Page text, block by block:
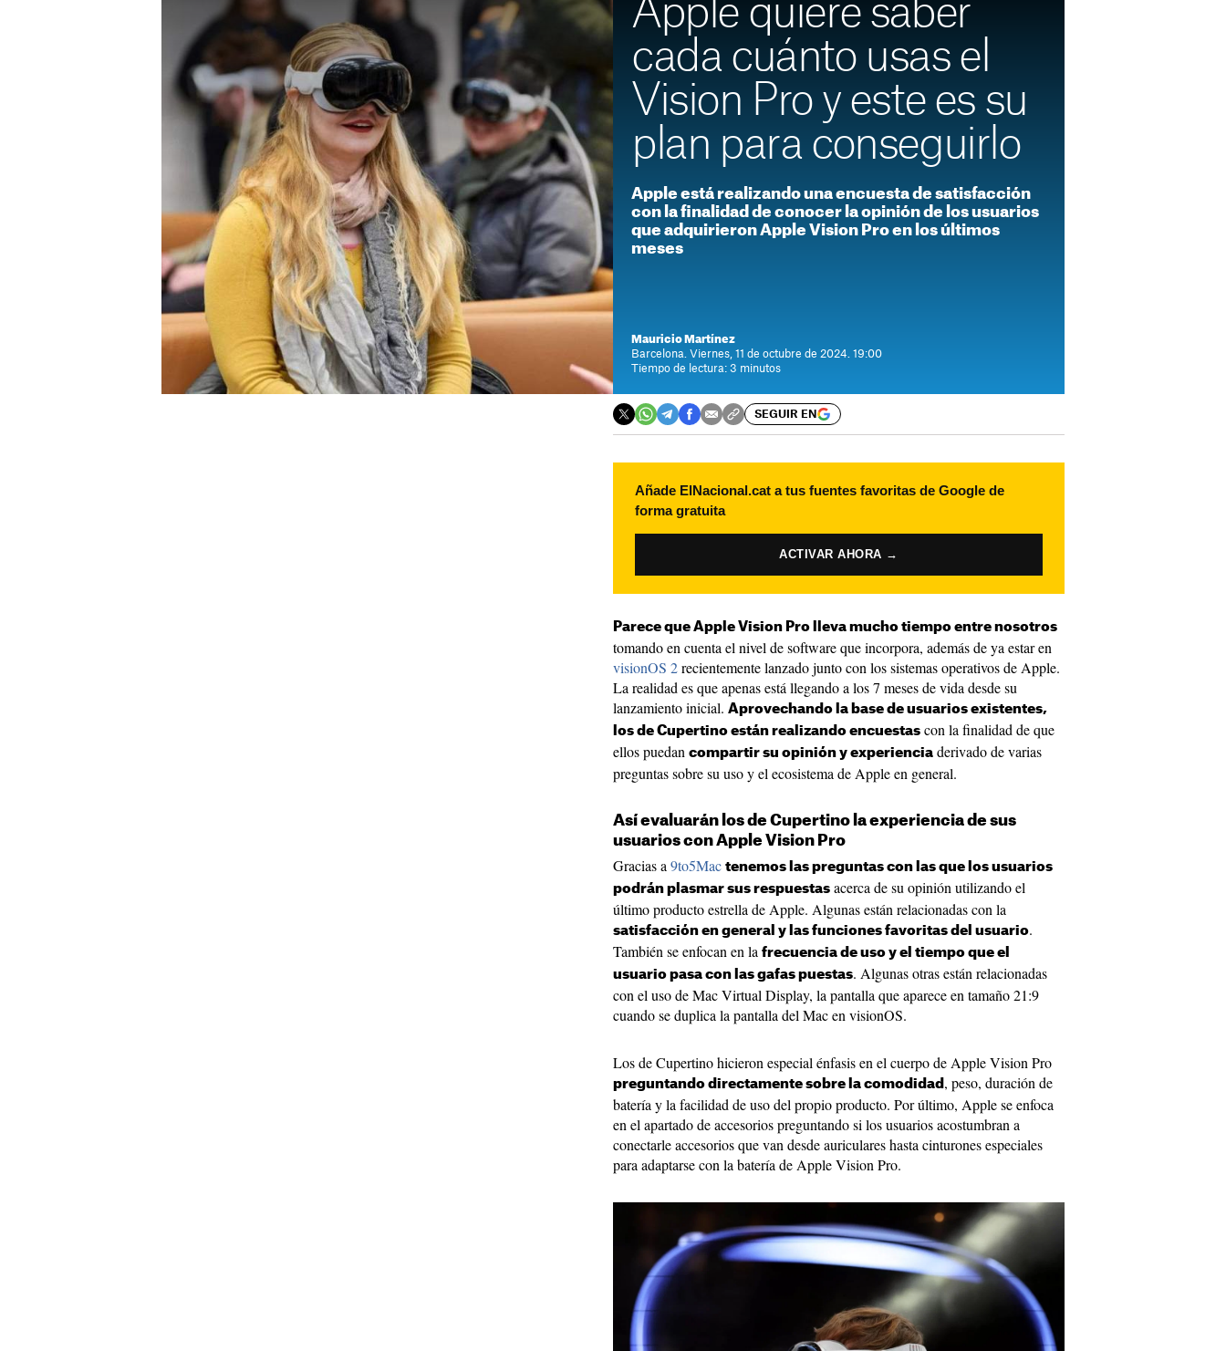
Apple quiere saber
cada cuánto usas el
Vision Pro y este es su
plan para conseguirlo
Apple está realizando una encuesta de satisfacción
con la finalidad de conocer la opinión de los usuarios
que adquirieron Apple Vision Pro en los últimos
meses
Mauricio Martínez
Barcelona. Viernes, 11 de octubre de 2024. 19:00
Tiempo de lectura: 3 minutos
SEGUIR EN
Añade ElNacional.cat a tus fuentes favoritas de Google de
forma gratuita
ACTIVAR AHORA →
Parece que Apple Vision Pro lleva mucho tiempo entre nosotros
tomando en cuenta el nivel de software que incorpora, además de ya estar en
visionOS 2recientemente lanzado junto con los sistemas operativos de Apple.
La realidad es que apenas está llegando a los 7 meses de vida desde su
lanzamiento inicial. Aprovechando la base de usuarios existentes,
los de Cupertino están realizando encuestas con la finalidad de que
ellos puedan compartir su opinión y experiencia derivado de varias
preguntas sobre su uso y el ecosistema de Apple en general.
Así evaluarán los de Cupertino la experiencia de sus
usuarios con Apple Vision Pro
Gracias a 9to5Mac tenemos las preguntas con las que los usuarios
podrán plasmar sus respuestas acerca de su opinión utilizando el
último producto estrella de Apple. Algunas están relacionadas con la
satisfacción en general y las funciones favoritas del usuario.
También se enfocan en la frecuencia de uso y el tiempo que el
usuario pasa con las gafas puestas. Algunas otras están relacionadas
con el uso de Mac Virtual Display, la pantalla que aparece en tamaño 21:9
cuando se duplica la pantalla del Mac en visionOS.
Los de Cupertino hicieron especial énfasis en el cuerpo de Apple Vision Pro
preguntando directamente sobre la comodidad , peso, duración de
batería y la facilidad de uso del propio producto. Por último, Apple se enfoca
en el apartado de accesorios preguntando si los usuarios acostumbran a
conectarle accesorios que van desde auriculares hasta cinturones especiales
para adaptarse con la batería de Apple Vision Pro.